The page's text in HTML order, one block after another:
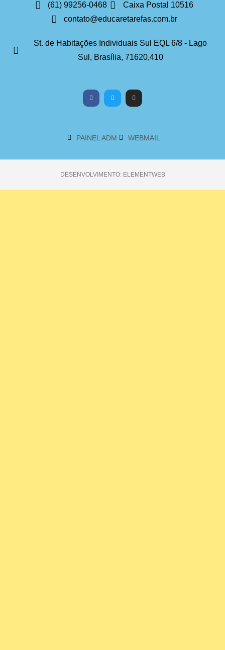
(61) 99256-0468
Caixa Postal 10516
contato@educaretarefas.com.br
St. de Habitações Individuais Sul EQL 6/8 - Lago
Sul, Brasília, 71620,410
PAINEL ADM WEBMAIL
DESENVOLVIMENTO: ELEMENTWEB